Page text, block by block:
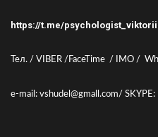
https://t.me/
Тел. / VIBER /FaceTime / IMO /
e-mail: vshudel@gmall.com/ SKYPE: